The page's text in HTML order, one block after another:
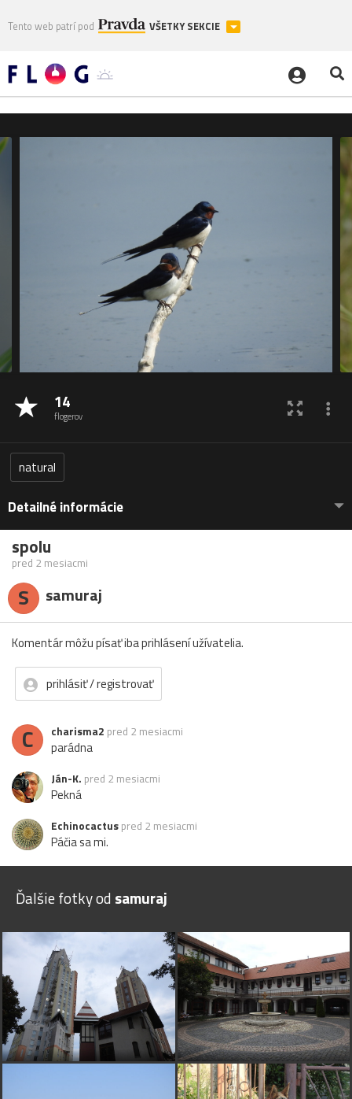
Tento web patrí pod VŠETKY SEKCIE
14
flogerov
natural
Detailné informácie
spolu
pred 2 mesiacmi
S samuraj
Komentár môžu písať iba prihlásení užívatelia.
prihlásiť / registrovať
C charisma2 pred 2 mesiacmi
parádna
Ján-K. pred 2 mesiacmi
Pekná
Echinocactus pred 2 mesiacmi
Páčia sa mi.
Ďalšie fotky od samuraj